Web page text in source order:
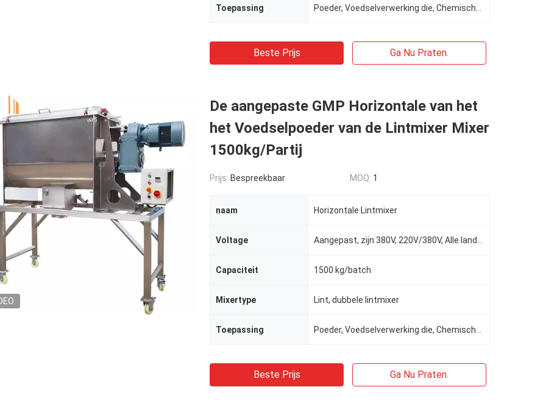
Toepassing
Beste Prijs Ga Nu Praten.
De aangepaste GMP Horizontale van het
het Voedselpoeder van de Lintmixer Mixer
1500kg/Partij
Prijs: Bespreekbaar MOQ: 1
naam Horizontale Lintmixer
Voltage
Capaciteit 1500 kg/batch
Mixertype Lint, dubbele lintmixer
Toepassing
Beste Prijs Ga Nu Praten.